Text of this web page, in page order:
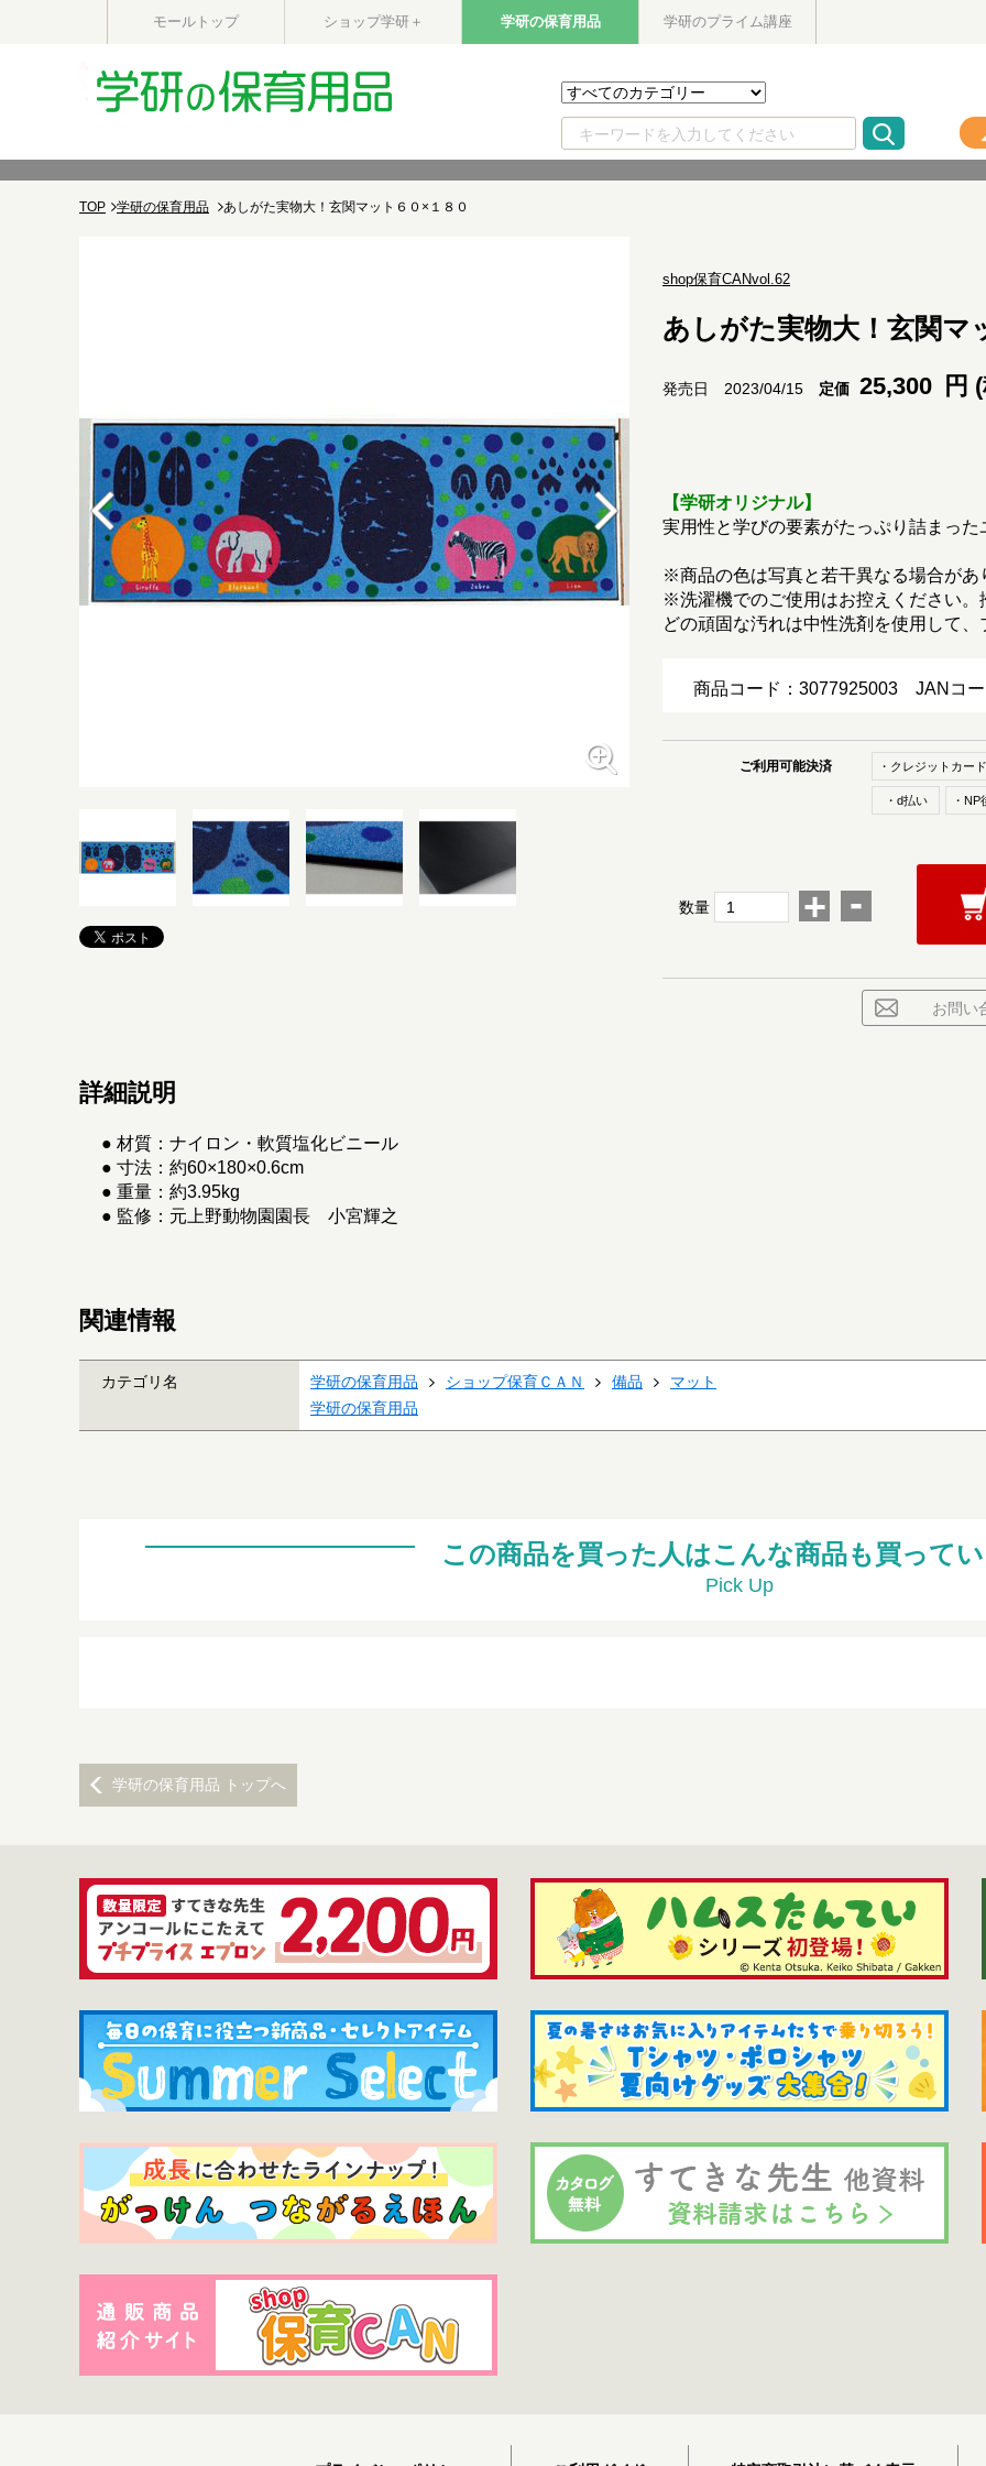
モールトップ ショップ学研＋ 学研の保育用品 学研のプライム講座
TOP 学研の保育用品 あしがた実物大！玄関マット６０×１８０
shop保育CANvol.62
あしがた実物大！玄関マ
発売日 2023/04/15 定価 25,300 円
【学研オリジナル】
実用性と学びの要素がたっぷり詰まっ
※商品の色は写真と若干異なる場合があ
※洗濯機でのご使用はお控えください
どの頑固な汚れは中性洗剤を使用して
商品コード：3077925003 JANコ
ご利用可能決済 ・クレジットカード
・d払い ・NP
数量 + -
お問い
詳細説明
● 材質：ナイロン・軟質塩化ビニール
● 寸法：約60×180×0.6cm
● 重量：約3.95kg
● 監修：元上野動物園園長 小宮輝之
関連情報
カテゴリ名 学研の保育用品 ショップ保育ＣＡＮ 備品
マット
学研の保育用品
この商品を買った人はこんな商品も買って
Pick Up
学研の保育用品 トップへ